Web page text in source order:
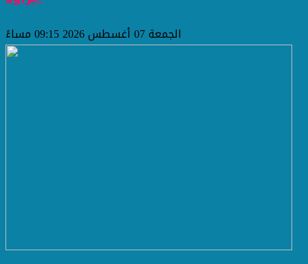
الجمعة 07 أغسطس 2026 09:15 مساءً